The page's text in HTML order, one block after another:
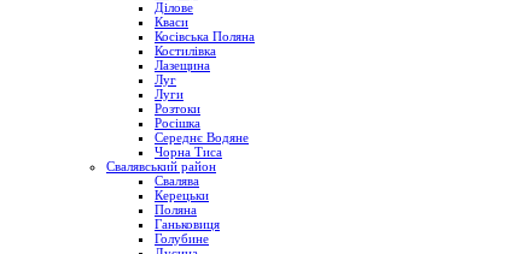
Ділове
Кваси
Косівська Поляна
Костилівка
Лазещина
Луг
Луги
Розтоки
Росішка
Середнє Водяне
Чорна Тиса
Свалявський район
Свалява
Керецьки
Поляна
Ганьковиця
Голубине